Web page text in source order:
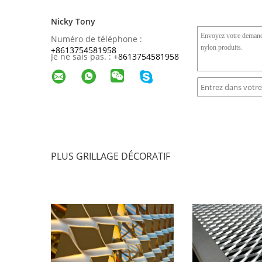
Nicky Tony
Numéro de téléphone :
+8613754581958
Je ne sais pas. :+8613754581958
PLUS GRILLAGE DÉCORATIF